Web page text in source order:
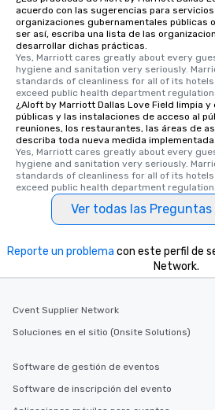
acuerdo con las sugerencias para
organizaciones gubernamentales públicas
ser así, escriba una lista de las
desarrollar dichas prácticas.
Yes, Marriott cares greatly about every
hygiene and sanitation very seriously.
standards of cleanliness for all of its
exceed public health department
¿Aloft by Marriott Dallas Love Field limpia
públicas y las instalaciones de acceso al
reuniones, los restaurantes, las áreas de
describa toda nueva medida implementada.
Yes, Marriott cares greatly about every
hygiene and sanitation very seriously.
standards of cleanliness for all of its
exceed public health department
Ver todas las
Reporte un problema con este perfil de
Network.
Cvent Supplier Network
Soluciones en el sitio (Onsite Solutions)
Software de gestión de eventos
Software de inscripción del evento